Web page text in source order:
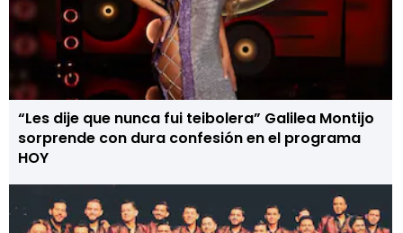
“Les dije que nunca fui teibolera” Galilea Montijo
sorprende con dura confesión en el programa
HOY